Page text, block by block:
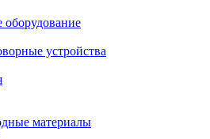
устройства
материалы